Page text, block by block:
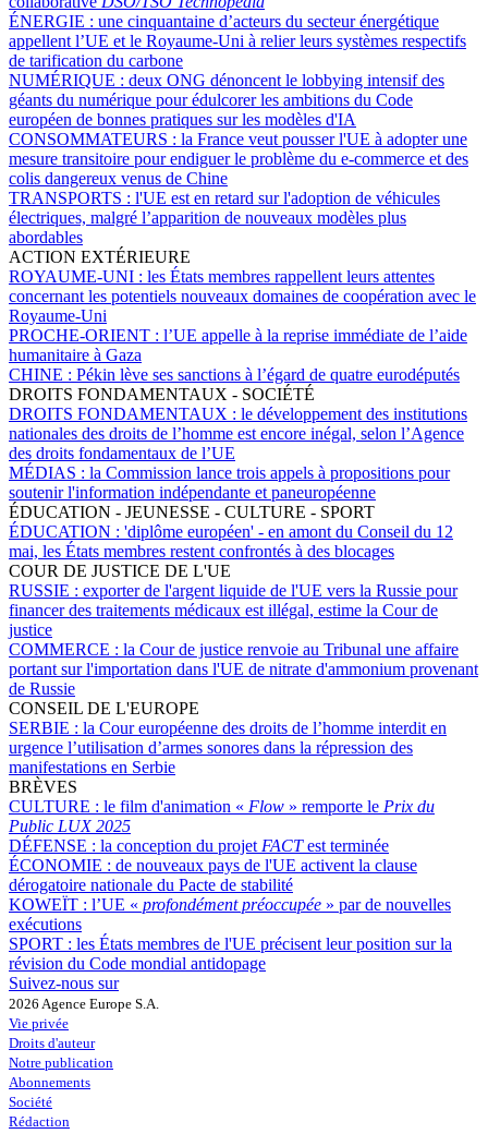
ÉNERGIE : une cinquantaine d’acteurs du secteur énergétique
appellent l’UE et le Royaume-Uni à relier leurs systèmes respectifs
de tarification du carbone
NUMÉRIQUE : deux ONG dénoncent le lobbying intensif des
géants du numérique pour édulcorer les ambitions du Code
européen de bonnes pratiques sur les modèles d'IA
CONSOMMATEURS : la France veut pousser l'UE à adopter une
mesure transitoire pour endiguer le problème du e-commerce et des
colis dangereux venus de Chine
TRANSPORTS : l'UE est en retard sur l'adoption de véhicules
électriques, malgré l’apparition de nouveaux modèles plus
abordables
ACTION EXTÉRIEURE
ROYAUME-UNI : les États membres rappellent leurs attentes
concernant les potentiels nouveaux domaines de coopération avec le
Royaume-Uni
PROCHE-ORIENT : l’UE appelle à la reprise immédiate de l’aide
humanitaire à Gaza
CHINE : Pékin lève ses sanctions à l’égard de quatre eurodéputés
DROITS FONDAMENTAUX - SOCIÉTÉ
DROITS FONDAMENTAUX : le développement des institutions
nationales des droits de l’homme est encore inégal, selon l’Agence
des droits fondamentaux de l’UE
MÉDIAS : la Commission lance trois appels à propositions pour
soutenir l'information indépendante et paneuropéenne
ÉDUCATION - JEUNESSE - CULTURE - SPORT
ÉDUCATION : 'diplôme européen' - en amont du Conseil du 12
mai, les États membres restent confrontés à des blocages
COUR DE JUSTICE DE L'UE
RUSSIE : exporter de l'argent liquide de l'UE vers la Russie pour
financer des traitements médicaux est illégal, estime la Cour de
justice
COMMERCE : la Cour de justice renvoie au Tribunal une affaire
portant sur l'importation dans l'UE de nitrate d'ammonium provenant
de Russie
CONSEIL DE L'EUROPE
SERBIE : la Cour européenne des droits de l’homme interdit en
urgence l’utilisation d’armes sonores dans la répression des
manifestations en Serbie
BRÈVES
CULTURE : le film d'animation « Flow » remporte le Prix du
Public LUX 2025
DÉFENSE : la conception du projet FACTest terminée
ÉCONOMIE : de nouveaux pays de l'UE activent la clause
dérogatoire nationale du Pacte de stabilité
KOWEÏT : l’UE « profondément préoccupée » par de nouvelles
exécutions
SPORT : les États membres de l'UE précisent leur position sur la
révision du Code mondial antidopage
Suivez-nous sur
2026 Agence Europe S.A.
Vie privée
Droits d'auteur
Notre publication
Abonnements
Société
Rédaction